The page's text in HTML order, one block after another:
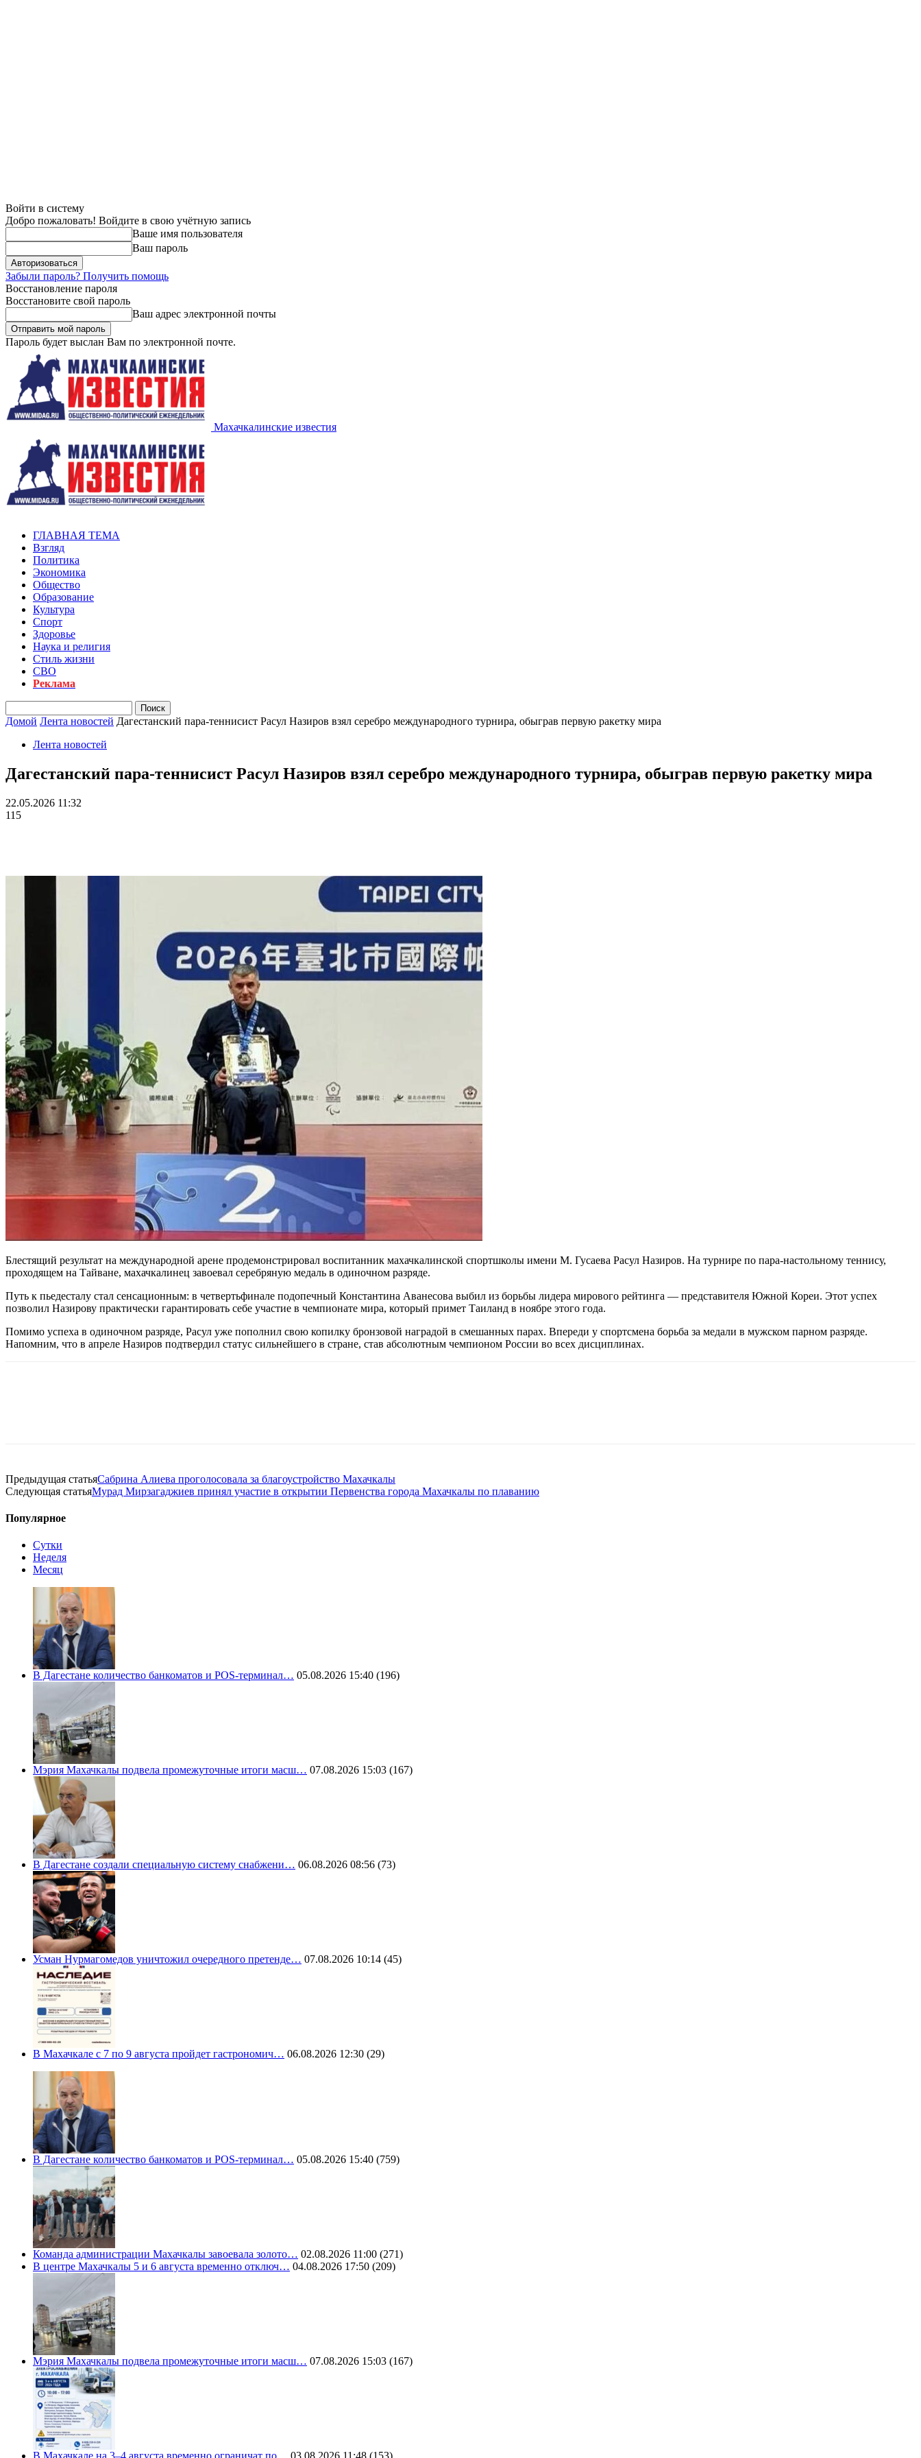
Войти в систему
Добро пожаловать! Войдите в свою учётную запись
Ваше имя пользователя
Ваш пароль
Забыли пароль? Получить помощь
Восстановление пароля
Восстановите свой пароль
Ваш адрес электронной почты
Пароль будет выслан Вам по электронной почте.
Махачкалинские известия
ГЛАВНАЯ ТЕМА
Взгляд
Политика
Экономика
Общество
Образование
Культура
Спорт
Здоровье
Наука и религия
Стиль жизни
СВО
Реклама
Домой Лента новостей Дагестанский пара-теннисист Расул Назиров взял серебро международного турнира, обыграв первую ракетку мира
Лента новостей
Дагестанский пара-теннисист Расул Назиров взял серебро международного турнира, обыграв первую ракетку мира
22.05.2026 11:32
115
Блестящий результат на международной арене продемонстрировал воспитанник махачкалинской спортшколы имени М. Гусаева Расул Назиров. На турнире по пара-настольному теннису,
проходящем на Тайване, махачкалинец завоевал серебряную медаль в одиночном разряде.
Путь к пьедесталу стал сенсационным: в четвертьфинале подопечный Константина Аванесова выбил из борьбы лидера мирового рейтинга — представителя Южной Кореи. Этот успех
позволил Назирову практически гарантировать себе участие в чемпионате мира, который примет Таиланд в ноябре этого года.
Помимо успеха в одиночном разряде, Расул уже пополнил свою копилку бронзовой наградой в смешанных парах. Впереди у спортсмена борьба за медали в мужском парном разряде.
Напомним, что в апреле Назиров подтвердил статус сильнейшего в стране, став абсолютным чемпионом России во всех дисциплинах.
Предыдущая статьяСабрина Алиева проголосовала за благоустройство Махачкалы
Следующая статьяМурад Мирзагаджиев принял участие в открытии Первенства города Махачкалы по плаванию
Популярное
Сутки
Неделя
Месяц
В Дагестане количество банкоматов и POS-терминал… 05.08.2026 15:40 (196)
Мэрия Махачкалы подвела промежуточные итоги масш… 07.08.2026 15:03 (167)
В Дагестане создали специальную систему снабжени… 06.08.2026 08:56 (73)
Усман Нурмагомедов уничтожил очередного претенде… 07.08.2026 10:14 (45)
В Махачкале с 7 по 9 августа пройдет гастрономич… 06.08.2026 12:30 (29)
В Дагестане количество банкоматов и POS-терминал… 05.08.2026 15:40 (759)
Команда администрации Махачкалы завоевала золото… 02.08.2026 11:00 (271)
В центре Махачкалы 5 и 6 августа временно отключ… 04.08.2026 17:50 (209)
Мэрия Махачкалы подвела промежуточные итоги масш… 07.08.2026 15:03 (167)